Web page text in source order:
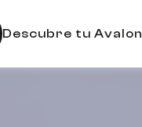
Descubre tu Avalon